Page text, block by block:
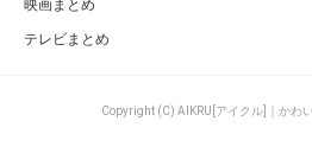
映画まとめ
テレビまとめ
Copyright (C) AIKRU[アイクル]｜かわ